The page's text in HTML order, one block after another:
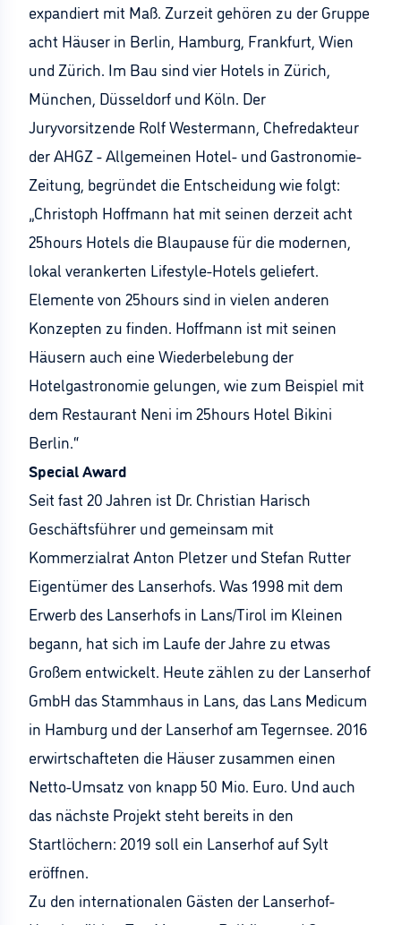
expandiert mit Maß. Zurzeit gehören zu der Gruppe
acht Häuser in Berlin, Hamburg, Frankfurt, Wien
und Zürich. Im Bau sind vier Hotels in Zürich,
München, Düsseldorf und Köln. Der
Juryvorsitzende Rolf Westermann, Chefredakteur
der AHGZ - Allgemeinen Hotel- und Gastronomie-
Zeitung, begründet die Entscheidung wie folgt:
„Christoph Hoffmann hat mit seinen derzeit acht
25hours Hotels die Blaupause für die modernen,
lokal verankerten Lifestyle-Hotels geliefert.
Elemente von 25hours sind in vielen anderen
Konzepten zu finden. Hoffmann ist mit seinen
Häusern auch eine Wiederbelebung der
Hotelgastronomie gelungen, wie zum Beispiel mit
dem Restaurant Neni im 25hours Hotel Bikini
Berlin.“
Special Award
Seit fast 20 Jahren ist Dr. Christian Harisch
Geschäftsführer und gemeinsam mit
Kommerzialrat Anton Pletzer und Stefan Rutter
Eigentümer des Lanserhofs. Was 1998 mit dem
Erwerb des Lanserhofs in Lans/Tirol im Kleinen
begann, hat sich im Laufe der Jahre zu etwas
Großem entwickelt. Heute zählen zu der Lanserhof
GmbH das Stammhaus in Lans, das Lans Medicum
in Hamburg und der Lanserhof am Tegernsee. 2016
erwirtschafteten die Häuser zusammen einen
Netto-Umsatz von knapp 50 Mio. Euro. Und auch
das nächste Projekt steht bereits in den
Startlöchern: 2019 soll ein Lanserhof auf Sylt
eröffnen.
Zu den internationalen Gästen der Lanserhof-